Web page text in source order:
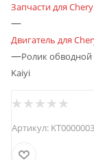
Запчасти для
—
Двигатель для
—Ролик обводной
Kaiyi
Артикул: